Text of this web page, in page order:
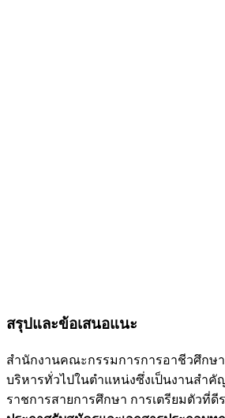
สรุปและข้อเสนอแนะ
สำนักงานคณะกรรมการการอาชีวศึกษ
บริหารทั่วไปในตำแหน่งซึ่งเป็นงานสำคั
ราชการสายการศึกษา การเตรียมตัวที่ดี